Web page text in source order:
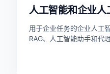
人工智能和企业人
用于企业任务的企业人工
RAG、人工智能助手和代